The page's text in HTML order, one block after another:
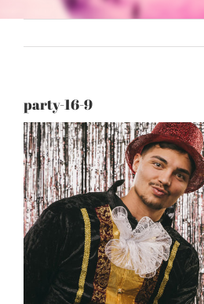
party-16-9